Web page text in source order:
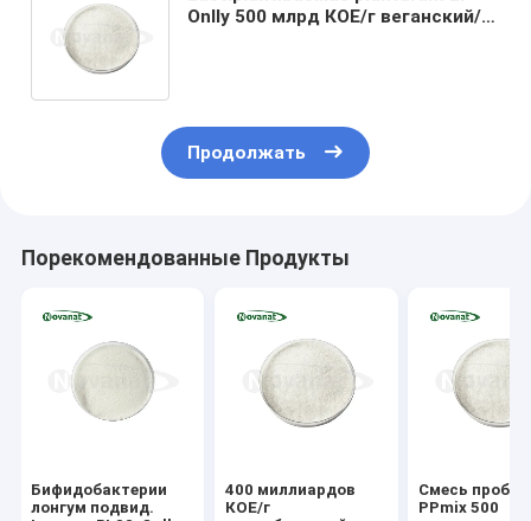
Onlly 500 млрд КОЕ/г веганский/
Продолжать
Порекомендованные Продукты
Бифидобактерии
лонгум подвид.
400 миллиардов
КОЕ/г
Смесь
PPmix 500